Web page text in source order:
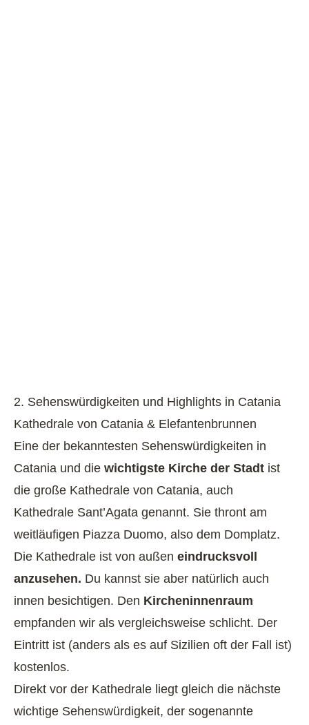
2. Sehenswürdigkeiten und Highlights in Catania
Kathedrale von Catania & Elefantenbrunnen
Eine der bekanntesten Sehenswürdigkeiten in
Catania und die wichtigste Kirche der Stadt ist
die große Kathedrale von Catania, auch
Kathedrale Sant’Agata genannt. Sie thront am
weitläufigen Piazza Duomo, also dem Domplatz.
Die Kathedrale ist von außen eindrucksvoll
anzusehen. Du kannst sie aber natürlich auch
innen besichtigen. Den Kircheninnenraum
empfanden wir als vergleichsweise schlicht. Der
Eintritt ist (anders als es auf Sizilien oft der Fall ist)
kostenlos.
Direkt vor der Kathedrale liegt gleich die nächste
wichtige Sehenswürdigkeit, der sogenannte